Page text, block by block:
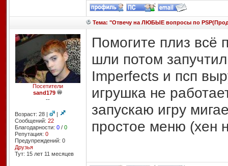
Тема: "Отвечу на ЛЮБЫЕ вопросы по
Посетители
sand179
--
Возраст: 28 |
|
Сообщений: 22
Благодарности: 0/ 0
Репутация: 0
Предупреждений: 0
Друзья
Тут: 15 лет 11 месяцев
Помогите плиз всё
шли потом
Imperfects и псп
игрушка не
запускаю игру
простое меню (хен